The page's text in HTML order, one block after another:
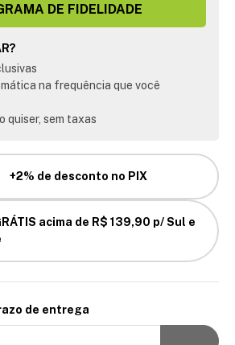
DE FIDELIDADE
na frequência que você
quiser, sem taxas
+2% de desconto no PIX
acima de R$ 139,90 p/ Sul e
de entrega